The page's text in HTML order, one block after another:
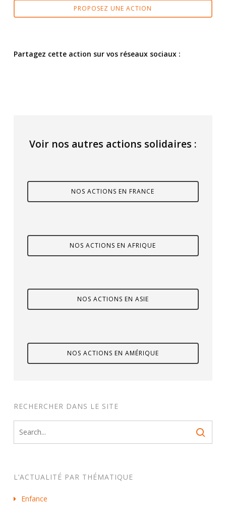
PROPOSEZ UNE ACTION
Partagez cette action sur vos réseaux sociaux :
Voir nos autres actions solidaires :
NOS ACTIONS EN FRANCE
NOS ACTIONS EN AFRIQUE
NOS ACTIONS EN ASIE
NOS ACTIONS EN AMÉRIQUE
RECHERCHER DANS LE SITE
L’ACTUALITÉ PAR THÉMATIQUE
Enfance